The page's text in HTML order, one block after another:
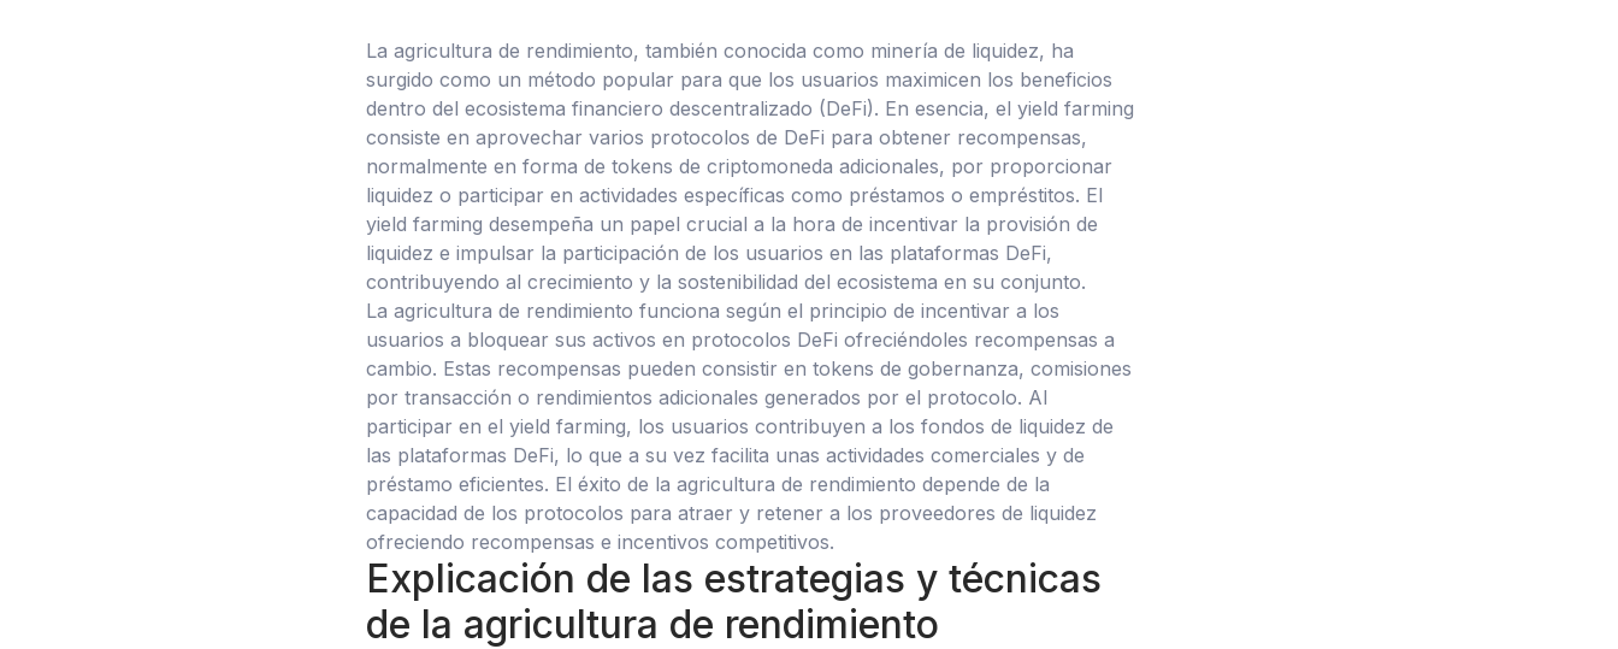
La agricultura de rendimiento, también conocida como minería de liquidez, ha
surgido como un método popular para que los usuarios maximicen los beneficios
dentro del ecosistema financiero descentralizado (DeFi). En esencia, el yield farming
consiste en aprovechar varios protocolos de DeFi para obtener recompensas,
normalmente en forma de tokens de criptomoneda adicionales, por proporcionar
liquidez o participar en actividades específicas como préstamos o empréstitos. El
yield farming desempeña un papel crucial a la hora de incentivar la provisión de
liquidez e impulsar la participación de los usuarios en las plataformas DeFi,
contribuyendo al crecimiento y la sostenibilidad del ecosistema en su conjunto.
La agricultura de rendimiento funciona según el principio de incentivar a los
usuarios a bloquear sus activos en protocolos DeFi ofreciéndoles recompensas a
cambio. Estas recompensas pueden consistir en tokens de gobernanza, comisiones
por transacción o rendimientos adicionales generados por el protocolo. Al
participar en el yield farming, los usuarios contribuyen a los fondos de liquidez de
las plataformas DeFi, lo que a su vez facilita unas actividades comerciales y de
préstamo eficientes. El éxito de la agricultura de rendimiento depende de la
capacidad de los protocolos para atraer y retener a los proveedores de liquidez
ofreciendo recompensas e incentivos competitivos.
Explicación de las estrategias y técnicas
de la agricultura de rendimiento